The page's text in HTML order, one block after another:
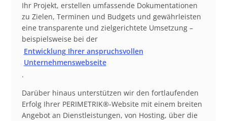
Ihr Projekt, erstellen umfassende Dokumentationen
zu Zielen, Terminen und Budgets und gewährleisten
eine transparente und zielgerichtete Umsetzung –
beispielsweise bei der
Entwicklung Ihrer anspruchsvollen
Unternehmenswebseite
.
Darüber hinaus unterstützen wir den fortlaufenden
Erfolg Ihrer PERIMETRIK®-Website mit einem breiten
Angebot an Dienstleistungen, von Hosting, über die